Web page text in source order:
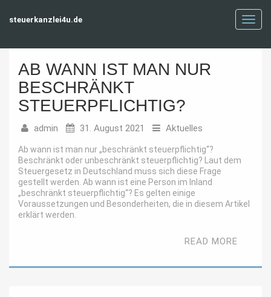
steuerkanzlei4u.de
AB WANN IST MAN NUR
BESCHRÄNKT
STEUERPFLICHTIG?
admin 31. August 2021 Aktuelles
Ab wann ist man nur „beschränkt steuerpflichtig“?
Beschränkt oder unbeschränkt steuerpflichtig? Laut dem
Steuergesetz in Deutschland muss sich diese Frage
gestellt werden. Ab wann ist eine Person im Inland
„beschränkt steuerpflichtig“? Es gelten einige
Voraussetzungen und Besonderheiten, die in diesem Artikel
erklärt werden.
READ MORE